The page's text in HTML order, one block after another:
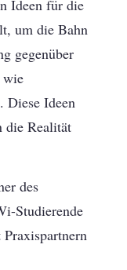
Ideen für die
um die Bahn
gegenüber
wie
Diese Ideen
die Realität
des
Studierende